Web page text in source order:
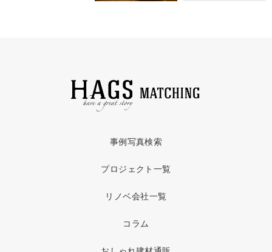
事例写真検索
プロジェクト一覧
リノベ会社一覧
コラム